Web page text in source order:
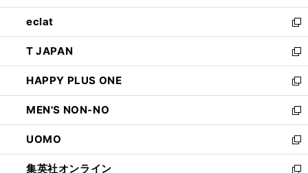
開
く
ウ
で
開
く
ン
ド
ウ
で
開
く
ウ
ィ
ン
ド
ウ
で
開
く
し
い
ウ
ィ
ン
ド
ウ
で
開
く
eclat
新
し
い
ウ
ィ
ン
ド
ウ
で
開
く
T JAPAN
新
し
い
ウ
ィ
ン
ド
ウ
で
HAPPY PLUS ONE
新
し
い
ウ
ィ
ン
ド
MEN'S NON-NO
新
し
い
ウ
ィ
UOMO
新
し
集英社オンライン